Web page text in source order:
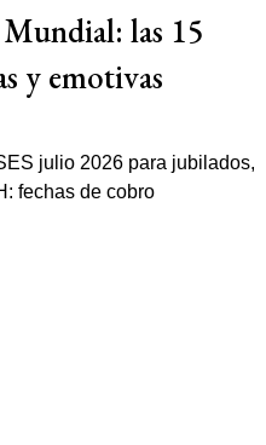
las 15
y emotivas